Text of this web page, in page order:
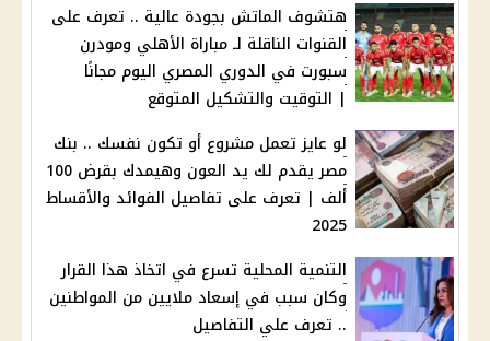
هتشوف الماتش بجودة عالية .. تعرف على
القنوات الناقلة لـ مباراة الأهلي ومودرن
سبورت في الدوري المصري اليوم مجانًا
| التوقيت والتشكيل المتوقع
لو عايز تعمل مشروع أو تكون نفسك .. بنك
مصر يقدم لك يد العون وهيمدك بقرض 100
ألف | تعرف على تفاصيل الفوائد والأقساط
2025
التنمية المحلية تسرع في اتخاذ هذا القرار
وكان سبب في إسعاد ملايين من المواطنين
.. تعرف علي التفاصيل